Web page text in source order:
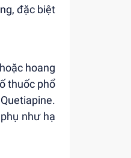
đặc biệt
hoang
thuốc phổ
như hạ